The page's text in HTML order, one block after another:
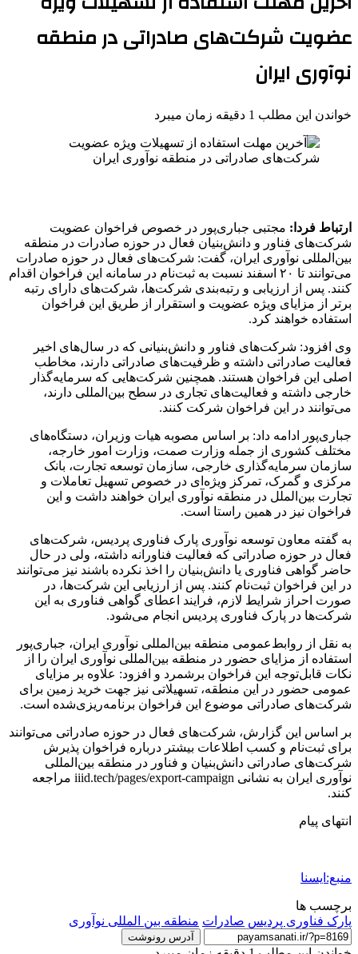
عضویت شرکت‌های صادراتی در منطقه
نوآوری ایران
خواندن این مطلب 1 دقیقه زمان میبرد
ارتباط فردا: مجتبی جباری‌پور در خصوص فراخوان عضویت
شرکت‌های فناور و دانش‌بنیان فعال در حوزه صادرات در منطقه
بین‌المللی نوآوری ایران، گفت: شرکت‌های فعال در حوزه صادرات
می‌توانند تا ۲۰ اسفند نسبت به ثبت‌نام در سامانه این فراخوان اقدام
کنند. پس از ارزیابی و رتبه‌بندی شرکت‌ها، شرکت‌های دارای رتبه
برتر از مزایای ویژه عضویت و استقرار از طریق این فراخوان
استفاده خواهند کرد.
وی افزود: شرکت‌های فناور و دانش‌بنیانی که در سال‌های اخیر
فعالیت صادراتی داشته و ظرفیت‌های صادراتی دارند، مخاطب
اصلی این فراخوان هستند. همچنین شرکت‌هایی که سرمایه‌گذار
خارجی داشته و فعالیت‌های تجاری در سطح بین‌المللی دارند،
می‌توانند در این فراخوان شرکت کنند.
جباری‌پور ادامه داد: بر اساس مصوبه هیات وزیران، دستگاه‌های
مختلف کشوری از جمله وزارت صمت، وزارت امور خارجه،
سازمان سرمایه‌گذاری خارجی، سازمان توسعه تجارت، بانک
مرکزی و گمرک، تمرکز ویژه‌ای در خصوص تسهیل تعاملات و
تجارت بین‌الملل در منطقه نوآوری ایران خواهند داشت و این
فراخوان نیز در همین راستا است.
به گفته معاون توسعه نوآوری پارک فناوری پردیس، شرکت‌های
فعال در حوزه صادراتی که فعالیت فناورانه داشته، ولی در حال
حاضر گواهی فناوری یا دانش‌بنیان را اخذ نکرده باشند نیز می‌توانند
در این فراخوان ثبت‌نام کنند. پس از ارزیابی این شرکت‌ها، در
صورت احراز شرایط لازم، فرایند اعطای گواهی فناوری به این
شرکت‌ها در پارک فناوری پردیس انجام می‌شود.
به نقل از روابط‌عمومی منطقه بین‌المللی نوآوری ایران، جباری‌پور
استفاده از مزایای حضور در منطقه بین‌المللی نوآوری ایران را از
نکات قابل‌توجه این فراخوان برشمرد و افزود: علاوه بر مزایای
عمومی حضور در این منطقه، تسهیلاتی نیز جهت خرید زمین برای
شرکت‌های صادراتی موضوع این فراخوان برنامه‌ریزی‌شده است.
بر اساس این گزارش، شرکت‌های فعال در حوزه صادراتی می‌توانند
برای ثبت‌نام و کسب اطلاعات بیشتر درباره فراخوان پذیرش
شرکت‌های صادراتی دانش‌بنیان و فناور در منطقه بین‌المللی
نوآوری ایران به نشانی iiid.tech/pages/export-campaign مراجعه
کنند.
انتهای پیام
منبع:ایسنا
برچسب ها
پارک فناوری پردیس صادرات منطقه بین المللی نوآوری
آدرس رونوشت